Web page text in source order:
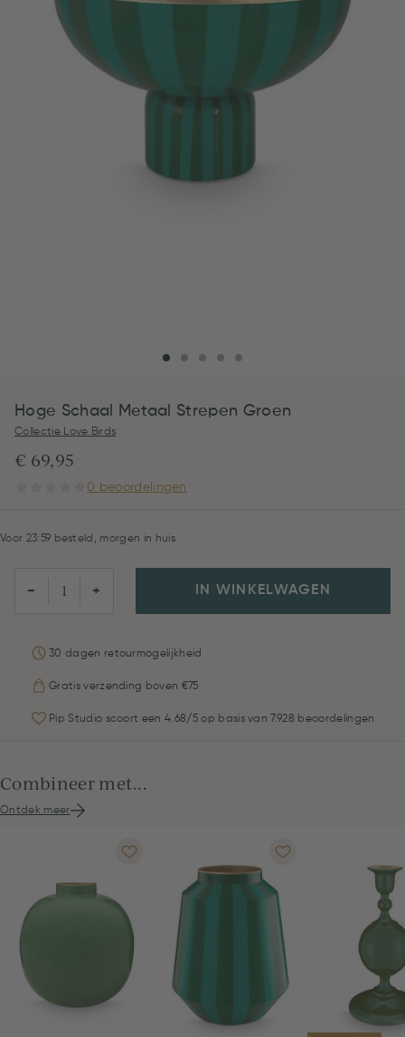
Hoge Schaal Metaal Strepen Groen
Collectie Love Birds
€ 69,95
0 beoordelingen
Voor 23:59 besteld, morgen in huis
− + IN WINKELWAGEN
30 dagen retourmogelijkheid
Gratis verzending boven €75
Pip Studio scoort een 4.68/5 op basis van 7.928 beoordelingen
Combineer met...
Ontdek meer